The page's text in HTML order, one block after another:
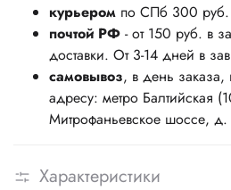
курьером по СПб 300 руб.
почтой РФ - от 150 руб. в
доставки. От 3-14 дней в
самовывоз, в день заказа,
адресу: метро Балтийская
Митрофаньевское шоссе,
Характеристики